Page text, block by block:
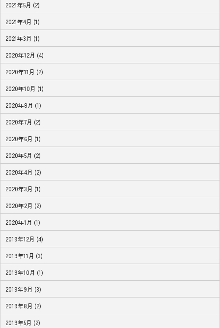
2021年5月 (2)
2021年4月 (1)
2021年3月 (1)
2020年12月 (4)
2020年11月 (2)
2020年10月 (1)
2020年8月 (1)
2020年7月 (2)
2020年6月 (1)
2020年5月 (2)
2020年4月 (2)
2020年3月 (1)
2020年2月 (2)
2020年1月 (1)
2019年12月 (4)
2019年11月 (3)
2019年10月 (1)
2019年9月 (3)
2019年8月 (2)
2019年5月 (2)